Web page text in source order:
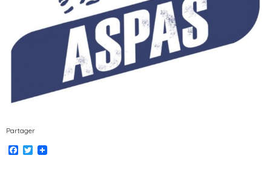
Partager
F
T